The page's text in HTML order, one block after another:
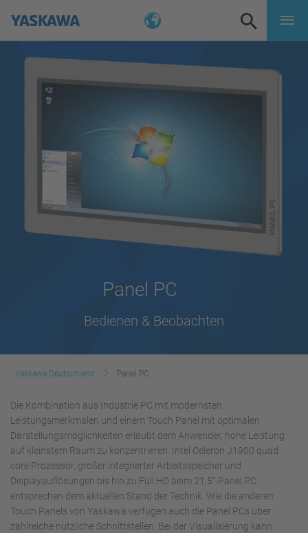
Panel PC
Bedienen & Beobachten
Yaskawa Deutschland Panel PC
Die Kombination aus Industrie PC mit modernsten
Leistungsmerkmalen und einem Touch Panel mit optimalen
Darstellungsmöglichkeiten erlaubt dem Anwender, hohe Leistung
auf kleinstem Raum zu konzentrieren. Intel Celeron J1900 quad
core Prozessor, großer integrierter Arbeitsspeicher und
Displayauflösungen bis hin zu Full HD beim 21,5“-Panel PC
entsprechen dem aktuellen Stand der Technik. Wie die anderen
Touch Panels von Yaskawa verfügen auch die Panel PCs über
zahlreiche nützliche Schnittstellen. Bei der Visualisierung kann